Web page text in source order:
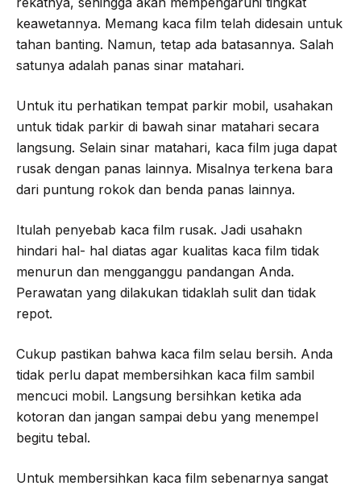
keawetannya. Memang kaca film telah didesain untuk
tahan banting. Namun, tetap ada batasannya. Salah
satunya adalah panas sinar matahari.
Untuk itu perhatikan tempat parkir mobil, usahakan
untuk tidak parkir di bawah sinar matahari secara
langsung. Selain sinar matahari, kaca film juga dapat
rusak dengan panas lainnya. Misalnya terkena bara
dari puntung rokok dan benda panas lainnya.
Itulah penyebab kaca film rusak. Jadi usahakn
hindari hal- hal diatas agar kualitas kaca film tidak
menurun dan mengganggu pandangan Anda.
Perawatan yang dilakukan tidaklah sulit dan tidak
repot.
Cukup pastikan bahwa kaca film selau bersih. Anda
tidak perlu dapat membersihkan kaca film sambil
mencuci mobil. Langsung bersihkan ketika ada
kotoran dan jangan sampai debu yang menempel
begitu tebal.
Untuk membersihkan kaca film sebenarnya sangat